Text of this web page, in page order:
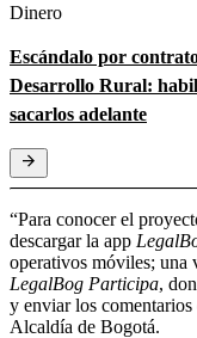
Dinero
Escándalo por
Desarrollo Rural:
sacarlos adelante
“Para conocer el
descargar la app
operativos móviles; una
LegalBog Participa,
y enviar los comentarios
Alcaldía de Bogotá.